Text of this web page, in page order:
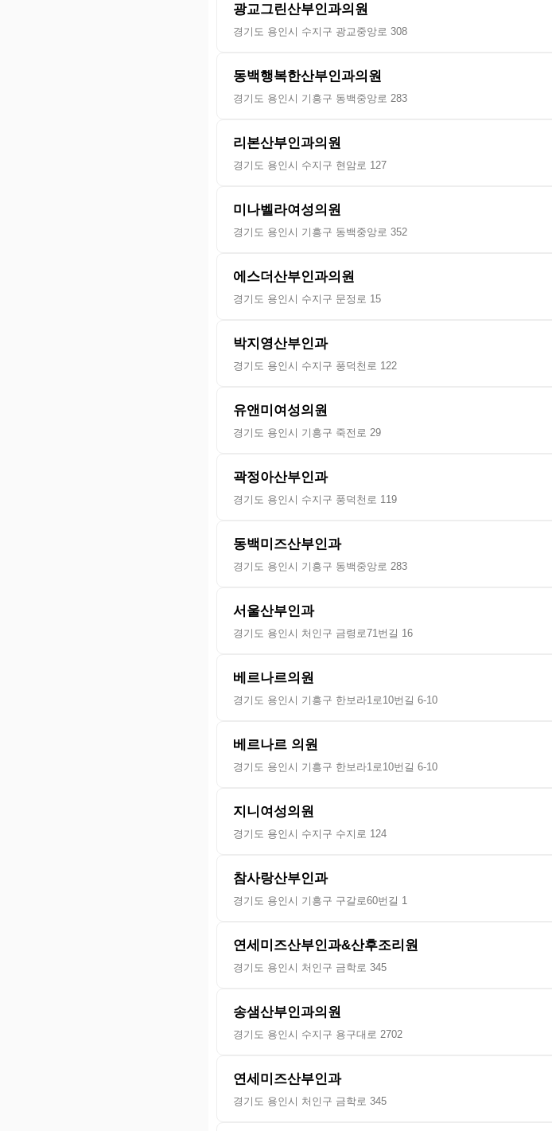
광교그린산부인과의원
경기도 용인시 수지구 광교중앙로 308
동백행복한산부인과의원
경기도 용인시 기흥구 동백중앙로 283
리본산부인과의원
경기도 용인시 수지구 현암로 127
미나벨라여성의원
경기도 용인시 기흥구 동백중앙로 352
에스더산부인과의원
경기도 용인시 수지구 문정로 15
박지영산부인과
경기도 용인시 수지구 풍덕천로 122
유앤미여성의원
경기도 용인시 기흥구 죽전로 29
곽정아산부인과
경기도 용인시 수지구 풍덕천로 119
동백미즈산부인과
경기도 용인시 기흥구 동백중앙로 283
서울산부인과
경기도 용인시 처인구 금령로71번길 16
베르나르의원
경기도 용인시 기흥구 한보라1로10번길 6-10
베르나르 의원
경기도 용인시 기흥구 한보라1로10번길 6-10
지니여성의원
경기도 용인시 수지구 수지로 124
참사랑산부인과
경기도 용인시 기흥구 구갈로60번길 1
연세미즈산부인과&산후조리원
경기도 용인시 처인구 금학로 345
송샘산부인과의원
경기도 용인시 수지구 용구대로 2702
연세미즈산부인과
경기도 용인시 처인구 금학로 345